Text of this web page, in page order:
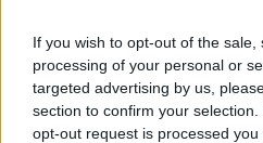
If you wish to opt-out of the
processing of your personal or
targeted advertising by us,
section to confirm your
opt-out request is processed